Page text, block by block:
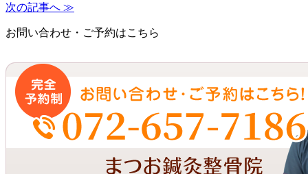
次の記事へ ≫
お問い合わせ・ご予約はこちら